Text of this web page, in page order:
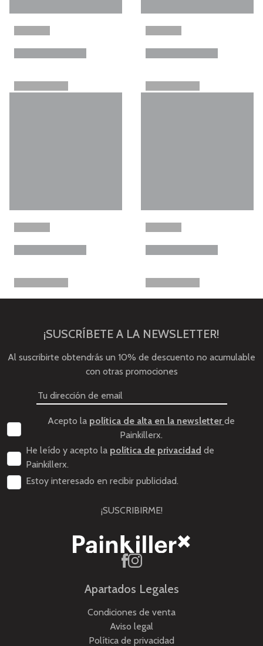
¡SUSCRÍBETE A LA NEWSLETTER!
Al suscribirte obtendrás un 10% de descuento no acumulable
con otras promociones
Acepto la política de alta en la newsletterde
Painkillerx.
He leído y acepto la política de privacidad de
Painkillerx.
Estoy interesado en recibir publicidad.
¡SUSCRIBIRME!
Apartados Legales
Condiciones de venta
Aviso legal
Política de privacidad